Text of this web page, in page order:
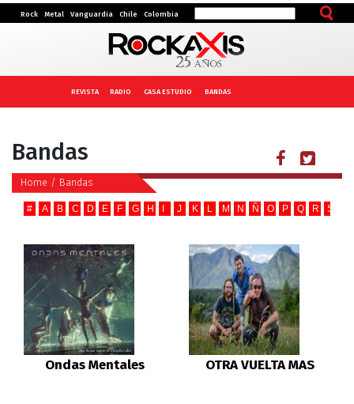
Rock Metal Vanguardia Chile Colombia
REVISTA RADIO CASA ESTUDIO BANDAS
Bandas
Home / Bandas
# A B C D E F G H J K L M N Ñ O P Q R S
Ondas Mentales OTRA VUELTA MAS